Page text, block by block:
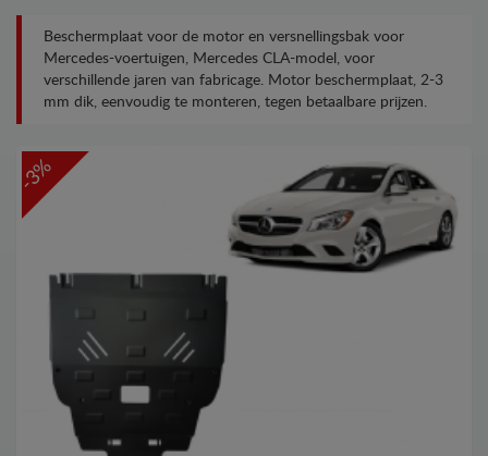
Beschermplaat voor de motor en versnellingsbak voor
Mercedes-voertuigen, Mercedes CLA-model, voor
verschillende jaren van fabricage. Motor beschermplaat, 2-3
mm dik, eenvoudig te monteren, tegen betaalbare prijzen.
-3%